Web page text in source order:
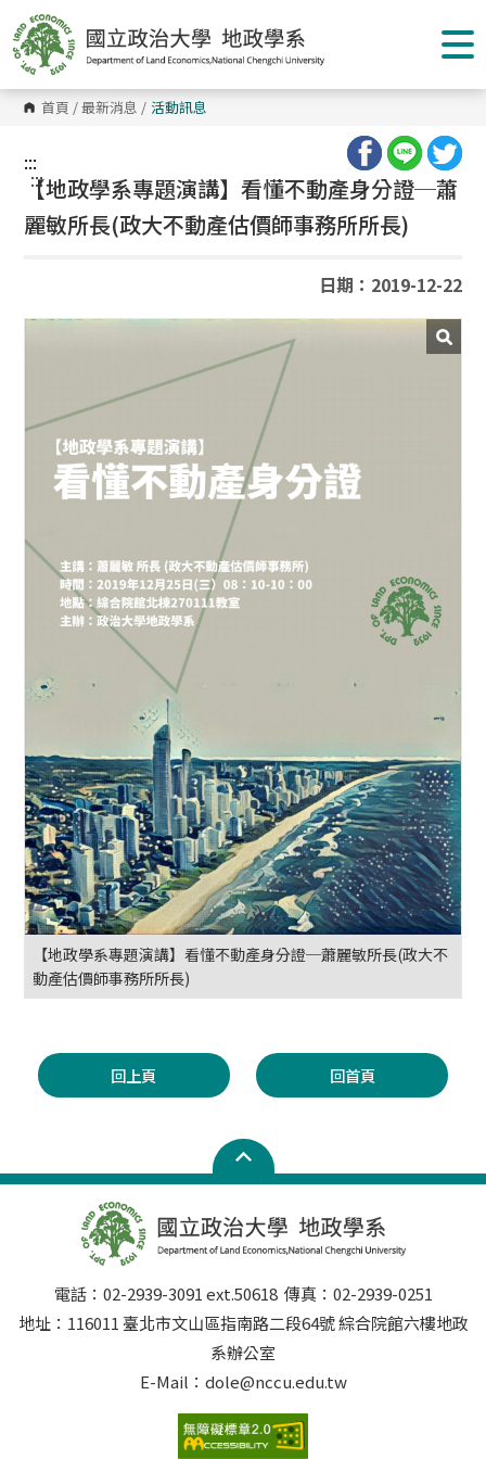
到
主
要
內
容
區 首頁 /最新消息 / 活動訊息
:::
:::
【地政學系專題演講】看懂不動產身分證─蕭
麗敏所長(政大不動產估價師事務所所長)
日期：2019-12-22
【地政學系專題演講】看懂不動產身分證─蕭麗敏所長(政大不
動產估價師事務所所長)
回上頁 回首頁
電話：02-2939-3091 ext.50618 傳真：02-2939-0251
地址：116011 臺北市文山區指南路二段64號 綜合院館六樓地政
系辦公室
E-Mail：dole@nccu.edu.tw